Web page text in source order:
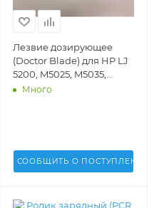
Лезвие дозирующее
(Doctor Blade) для HP LJ
5200, M5025, M5035,
M435, M701, M706, M712
Много
СООБЩИТЬ О ПОСТУПЛЕНИИ